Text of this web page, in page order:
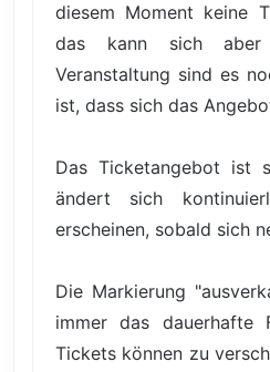
diesem Moment keine
das kann sich
Veranstaltung sind es
ist, dass sich das
Das Ticketangebot ist
ändert sich
erscheinen, sobald sich
Die Markierung
immer das dauerhafte
Tickets können zu